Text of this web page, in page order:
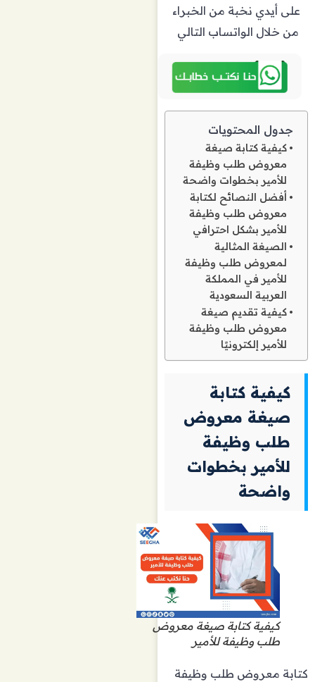
على أيدي نخبة من الخبراء
من خلال الواتساب التالي
جدول المحتويات
كيفية كتابة صيغة
معروض طلب وظيفة
للأمير بخطوات واضحة
أفضل النصائح لكتابة
معروض طلب وظيفة
للأمير بشكل احترافي
الصيغة المثالية
لمعروض طلب وظيفة
للأمير في المملكة
العربية السعودية
كيفية تقديم صيغة
معروض طلب وظيفة
للأمير إلكترونيًا
كيفية كتابة
صيغة معروض
طلب وظيفة
للأمير بخطوات
واضحة
كيفية كتابة صيغة معروض
طلب وظيفة للأمير
كتابة معروض طلب وظيفة